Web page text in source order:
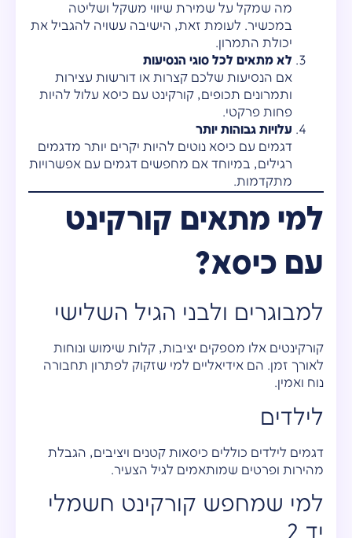
מה שמקל על שמירת שיווי משקל ושליטה
במכשיר. לעומת זאת, הישיבה עשויה להגביל את
יכולת התמרון.
לא מתאים לכל סוגי הנסיעות
אם הנסיעות שלכם קצרות או דורשות עצירות
ותמרונים תכופים, קורקינט עם כיסא עלול להיות
פחות פרקטי.
עלויות גבוהות יותר
דגמים עם כיסא נוטים להיות יקרים יותר מדגמים
רגילים, במיוחד אם מחפשים דגמים עם אפשרויות
מתקדמות.
למי מתאים קורקינט
עם כיסא?
למבוגרים ולבני הגיל השלישי
קורקינטים אלו מספקים יציבות, קלות שימוש ונוחות
לאורך זמן. הם אידיאליים למי שזקוק לפתרון תחבורה
נוח ואמין.
לילדים
דגמים לילדים כוללים כיסאות קטנים ויציבים, הגבלת
מהירות ופרטים שמותאמים לגיל הצעיר.
למי שמחפש קורקינט חשמלי